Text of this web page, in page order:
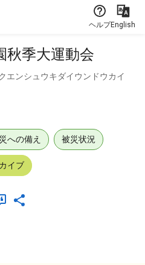
ヘルプEnglish
秋季大運動会
エンシュウキダイウンドウカイ
への備え 被災状況
イブ